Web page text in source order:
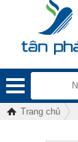
Trang chủ